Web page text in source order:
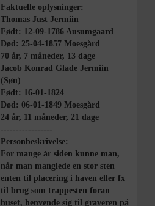
Faktuelle oplysninger:
Thomas Just Jermiin
Født: 12-09-1786 Ausumgaard
Død: 25-04-1857 Moesgård
70 år, 7 måneder, 13 dage
Jacob Konrad Glade Jermiin
(Søn)
Født: 16-01-1824
Død: 06-01-1849 Moesgård
24 år, 11 måneder, 21 dage
-----------------
Personbeskrivelse:
For mange år siden kunne man,
når man manglede en stor sten
enten til placering i haven eller fx
til brug som trappesten foran
huset, henvende sig til graveren på